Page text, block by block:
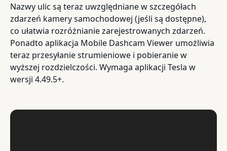
Nazwy ulic są teraz uwzględniane w szczegółach
zdarzeń kamery samochodowej (jeśli są dostępne),
co ułatwia rozróżnianie zarejestrowanych zdarzeń.
Ponadto aplikacja Mobile Dashcam Viewer umożliwia
teraz przesyłanie strumieniowe i pobieranie w
wyższej rozdzielczości. Wymaga aplikacji Tesla w
wersji 4.49.5+.